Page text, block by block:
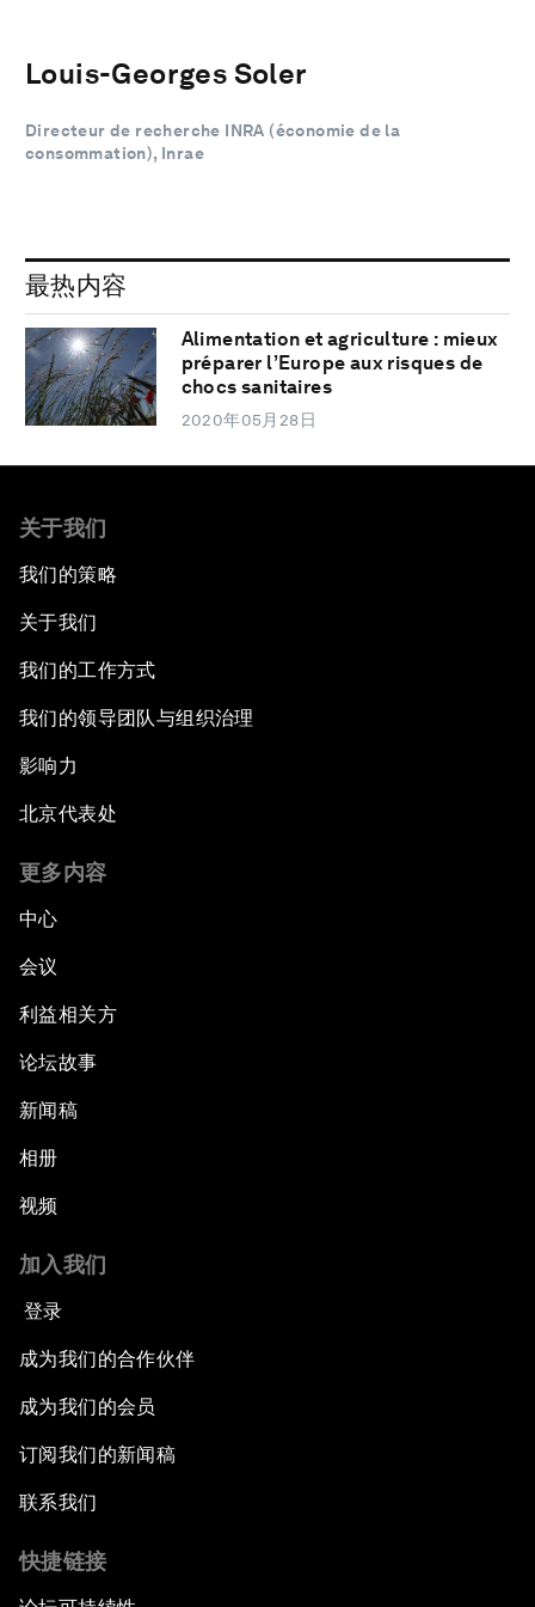
Louis-Georges Soler
Directeur de recherche INRA (économie de la
consommation), Inrae
最热内容
Alimentation et agriculture : mieux
préparer l’Europe aux risques de
chocs sanitaires
2020年05月28日
关于我们
我们的策略
关于我们
我们的工作方式
我们的领导团队与组织治理
影响力
北京代表处
更多内容
中心
会议
利益相关方
论坛故事
新闻稿
相册
视频
加入我们
登录
成为我们的合作伙伴
成为我们的会员
订阅我们的新闻稿
联系我们
快捷链接